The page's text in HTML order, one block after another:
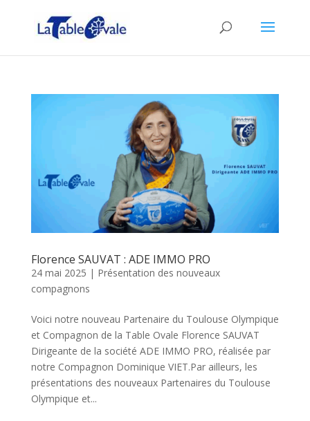
Florence SAUVAT : ADE IMMO PRO
24 mai 2025 | Présentation des nouveaux
compagnons
Voici notre nouveau Partenaire du Toulouse Olympique
et Compagnon de la Table Ovale Florence SAUVAT
Dirigeante de la société ADE IMMO PRO, réalisée par
notre Compagnon Dominique VIET.Par ailleurs, les
présentations des nouveaux Partenaires du Toulouse
Olympique et...